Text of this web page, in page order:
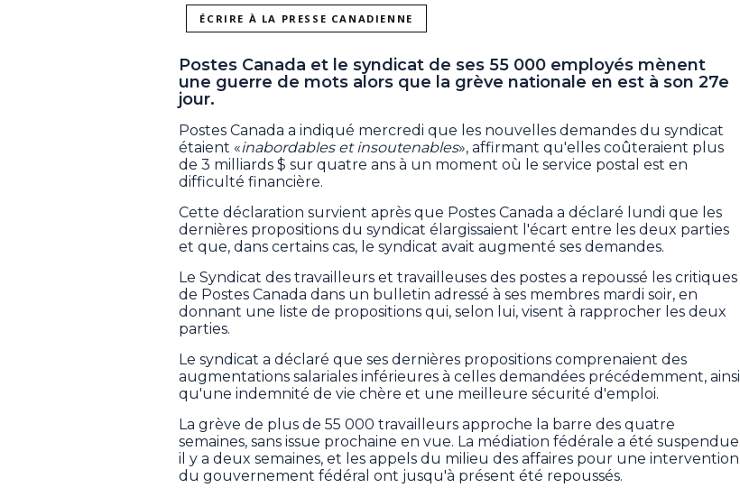
ÉCRIRE À LA PRESSE CANADIENNE
Postes Canada et le syndicat de ses 55 000 employés mènent
une guerre de mots alors que la grève nationale en est à son 27e
jour.
Postes Canada a indiqué mercredi que les nouvelles demandes du syndicat
étaient «inabordables et insoutenables», affirmant qu'elles coûteraient plus
de 3 milliards $ sur quatre ans à un moment où le service postal est en
difficulté financière.
Cette déclaration survient après que Postes Canada a déclaré lundi que les
dernières propositions du syndicat élargissaient l'écart entre les deux parties
et que, dans certains cas, le syndicat avait augmenté ses demandes.
Le Syndicat des travailleurs et travailleuses des postes a repoussé les critiques
de Postes Canada dans un bulletin adressé à ses membres mardi soir, en
donnant une liste de propositions qui, selon lui, visent à rapprocher les deux
parties.
Le syndicat a déclaré que ses dernières propositions comprenaient des
augmentations salariales inférieures à celles demandées précédemment, ainsi
qu'une indemnité de vie chère et une meilleure sécurité d'emploi.
La grève de plus de 55 000 travailleurs approche la barre des quatre
semaines, sans issue prochaine en vue. La médiation fédérale a été suspendue
il y a deux semaines, et les appels du milieu des affaires pour une intervention
du gouvernement fédéral ont jusqu'à présent été repoussés.